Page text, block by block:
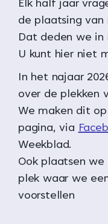
Elk half jaar
de plaatsing van
Dat deden we in
U kunt hier niet
In het najaar
over de plekken
We maken dit
pagina, via
Weekblad.
Ook plaatsen
plek waar we
voorstellen